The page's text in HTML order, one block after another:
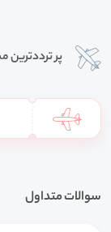
پر ترددترین
سوالات متداول